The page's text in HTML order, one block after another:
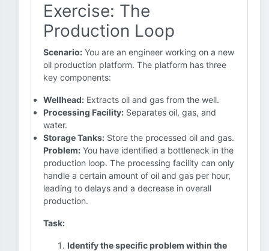
Exercise: The
Production Loop
Scenario: You are an engineer working on a new
oil production platform. The platform has three
key components:
Wellhead: Extracts oil and gas from the well.
Processing Facility: Separates oil, gas, and
water.
Storage Tanks: Store the processed oil and gas.
Problem: You have identified a bottleneck in the
production loop. The processing facility can only
handle a certain amount of oil and gas per hour,
leading to delays and a decrease in overall
production.
Task:
Identify the specific problem within the